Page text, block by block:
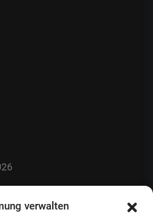
verwalten